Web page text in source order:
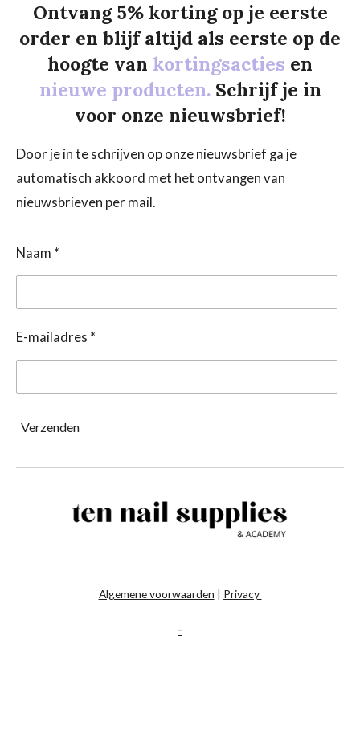
Ontvang 5% korting op je eerste
order en blijf altijd als eerste op de
hoogte van kortingsacties en
nieuwe producten. Schrijf je in
voor onze nieuwsbrief!
Door je in te schrijven op onze nieuwsbrief ga je
automatisch akkoord met het ontvangen van
nieuwsbrieven per mail.
Naam *
E-mailadres *
Verzenden
Algemene voorwaarden | Privacy
-